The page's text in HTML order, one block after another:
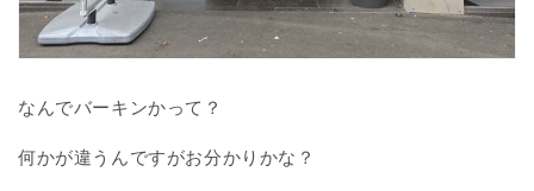
なんでバーキンかって？
何かが違うんですがお分かりかな？